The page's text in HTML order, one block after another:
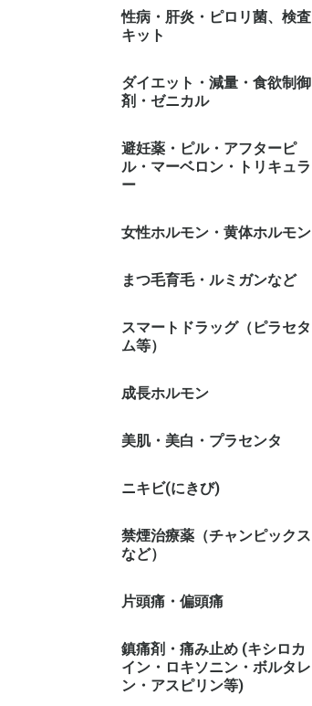
性病・肝炎・ピロリ菌、検査
キット
ダイエット・減量・食欲制御
剤・ゼニカル
避妊薬・ピル・アフターピ
ル・マーベロン・トリキュラ
ー
女性ホルモン・黄体ホルモン
まつ毛育毛・ルミガンなど
スマートドラッグ（ピラセタ
ム等）
成長ホルモン
美肌・美白・プラセンタ
ニキビ(にきび)
禁煙治療薬（チャンピックス
など）
片頭痛・偏頭痛
鎮痛剤・痛み止め (キシロカ
イン・ロキソニン・ボルタレ
ン・アスピリン等)